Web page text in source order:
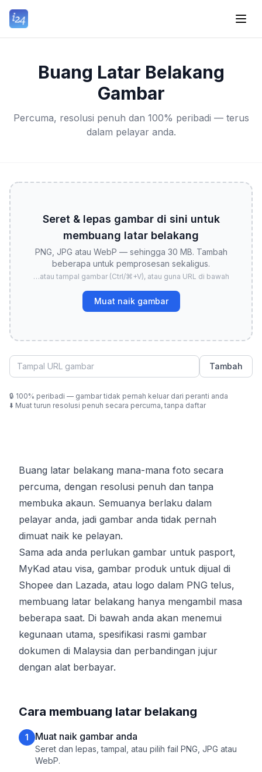
Buang Latar Belakang
Gambar
Percuma, resolusi penuh dan 100% peribadi — terus
dalam pelayar anda.
Seret & lepas gambar di sini untuk
membuang latar belakang
PNG, JPG atau WebP — sehingga 30 MB. Tambah
beberapa untuk pemprosesan sekaligus.
…atau tampal gambar (Ctrl/⌘+V), atau guna URL di bawah
Muat naik gambar
Tambah
🔒 100% peribadi — gambar tidak pernah keluar dari peranti anda
⬇️ Muat turun resolusi penuh secara percuma, tanpa daftar
Buang latar belakang mana-mana foto secara
percuma, dengan resolusi penuh dan tanpa
membuka akaun. Semuanya berlaku dalam
pelayar anda, jadi gambar anda tidak pernah
dimuat naik ke pelayan.
Sama ada anda perlukan gambar untuk pasport,
MyKad atau visa, gambar produk untuk dijual di
Shopee dan Lazada, atau logo dalam PNG telus,
membuang latar belakang hanya mengambil masa
beberapa saat. Di bawah anda akan menemui
kegunaan utama, spesifikasi rasmi gambar
dokumen di Malaysia dan perbandingan jujur
dengan alat berbayar.
Cara membuang latar belakang
1 Muat naik gambar anda
Seret dan lepas, tampal, atau pilih fail PNG, JPG atau
WebP.